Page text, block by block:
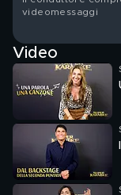
videomessaggi
Video